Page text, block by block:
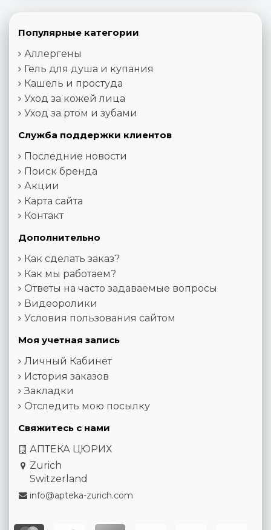
Популярные категории
Аллергены
Гель для душа и купания
Кашель и простуда
Уход за кожей лица
Уход за ртом и зубами
Служба поддержки клиентов
Последние новости
Поиск бренда
Акции
Карта сайта
Контакт
Дополнительно
Как сделать заказ?
Как мы работаем?
Ответы на часто задаваемые вопросы
Видеоролики
Условия пользования сайтом
Моя учетная запись
Личный Кабинет
История заказов
Закладки
Отследить мою посылку
Свяжитесь с нами
АПТЕКА ЦЮРИХ
Zurich
Switzerland
info@apteka-zurich.com